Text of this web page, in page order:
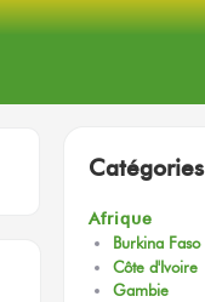
Catégories
Afrique
Burkina Faso
Côte d'Ivoire
Gambie